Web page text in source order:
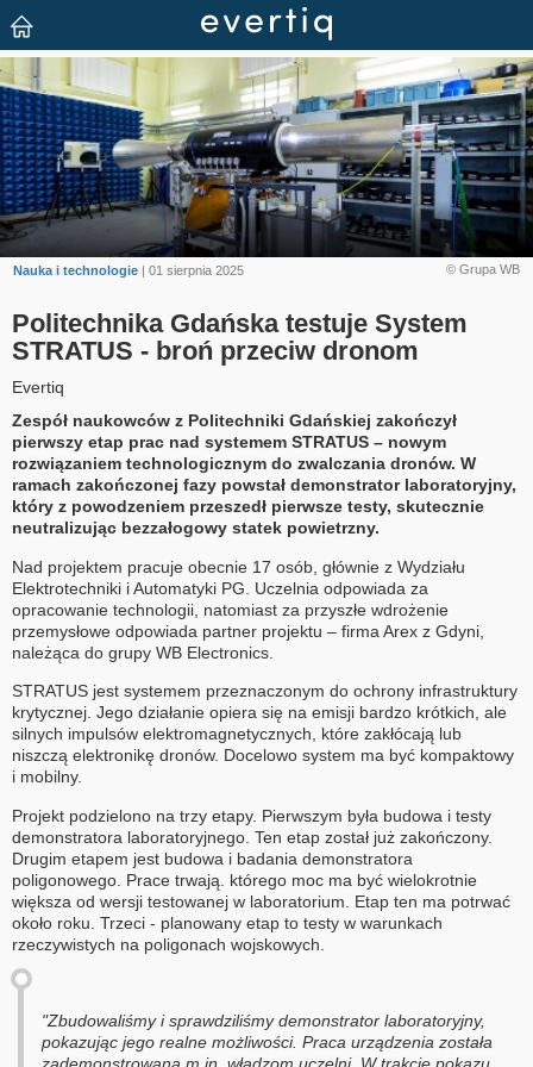
© Grupa WB
Nauka i technologie | 01 sierpnia 2025
Politechnika Gdańska testuje System
STRATUS - broń przeciw dronom
Evertiq
Zespół naukowców z Politechniki Gdańskiej zakończył
pierwszy etap prac nad systemem STRATUS – nowym
rozwiązaniem technologicznym do zwalczania dronów. W
ramach zakończonej fazy powstał demonstrator laboratoryjny,
który z powodzeniem przeszedł pierwsze testy, skutecznie
neutralizując bezzałogowy statek powietrzny.
Nad projektem pracuje obecnie 17 osób, głównie z Wydziału
Elektrotechniki i Automatyki PG. Uczelnia odpowiada za
opracowanie technologii, natomiast za przyszłe wdrożenie
przemysłowe odpowiada partner projektu – firma Arex z Gdyni,
należąca do grupy WB Electronics.
STRATUS jest systemem przeznaczonym do ochrony infrastruktury
krytycznej. Jego działanie opiera się na emisji bardzo krótkich, ale
silnych impulsów elektromagnetycznych, które zakłócają lub
niszczą elektronikę dronów. Docelowo system ma być kompaktowy
i mobilny.
Projekt podzielono na trzy etapy. Pierwszym była budowa i testy
demonstratora laboratoryjnego. Ten etap został już zakończony.
Drugim etapem jest budowa i badania demonstratora
poligonowego. Prace trwają. którego moc ma być wielokrotnie
większa od wersji testowanej w laboratorium. Etap ten ma potrwać
około roku. Trzeci - planowany etap to testy w warunkach
rzeczywistych na poligonach wojskowych.
"Zbudowaliśmy i sprawdziliśmy demonstrator laboratoryjny,
pokazując jego realne możliwości. Praca urządzenia została